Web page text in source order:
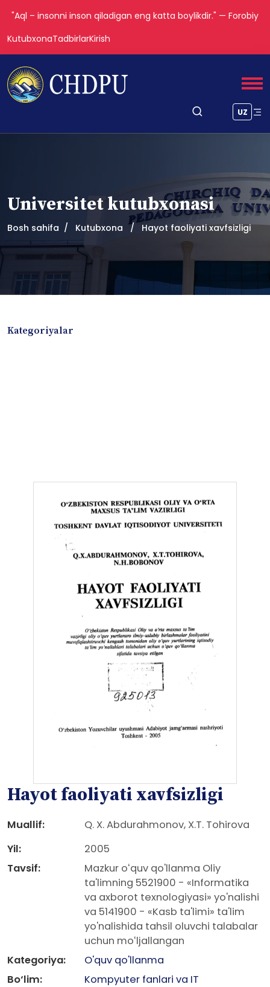
"Aql – insonni inson qiladigan eng katta boylikdir." — Forobiy
KutubxonaTadbirlarKirish
UZ
Universitet kutubxonasi
Bosh sahifa Kutubxona Hayot faoliyati xavfsizligi
Kategoriyalar
Hayot faoliyati xavfsizligi
Muallif:
Q. X. Abdurahmonov, X.T. Tohirova
Yil:
2005
Tavsif:
Mazkur oʻquv qo'llanma Oliy
ta'limning 5521900 - «Informatika
va axborot texnologiyasi» yo'nalishi
va 5141900 - «Kasb ta'limi» ta'lim
yo'nalishida tahsil oluvchi talabalar
uchun moʻljallangan
Kategoriya:
O'quv qo'llanma
Bo‘lim:
Kompyuter fanlari va IT